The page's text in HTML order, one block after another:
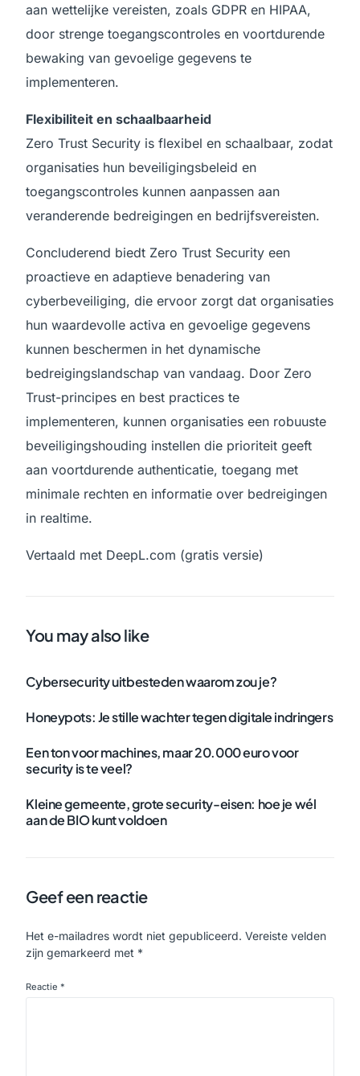
aan wettelijke vereisten, zoals GDPR en HIPAA,
door strenge toegangscontroles en voortdurende
bewaking van gevoelige gegevens te
implementeren.
Flexibiliteit en schaalbaarheid
Zero Trust Security is flexibel en schaalbaar, zodat
organisaties hun beveiligingsbeleid en
toegangscontroles kunnen aanpassen aan
veranderende bedreigingen en bedrijfsvereisten.
Concluderend biedt Zero Trust Security een
proactieve en adaptieve benadering van
cyberbeveiliging, die ervoor zorgt dat organisaties
hun waardevolle activa en gevoelige gegevens
kunnen beschermen in het dynamische
bedreigingslandschap van vandaag. Door Zero
Trust-principes en best practices te
implementeren, kunnen organisaties een robuuste
beveiligingshouding instellen die prioriteit geeft
aan voortdurende authenticatie, toegang met
minimale rechten en informatie over bedreigingen
in realtime.
Vertaald met DeepL.com (gratis versie)
You may also like
Cybersecurity uitbesteden waarom zou je?
Honeypots: Je stille wachter tegen digitale indringers
Een ton voor machines, maar 20.000 euro voor
security is te veel?
Kleine gemeente, grote security-eisen: hoe je wél
aan de BIO kunt voldoen
Geef een reactie
Het e-mailadres wordt niet gepubliceerd. Vereiste velden
zijn gemarkeerd met *
Reactie*